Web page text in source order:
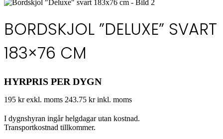
BORDSKJOL ”DELUXE” SVART
183×76 CM
HYRPRIS PER DYGN
195 kr exkl. moms 243.75 kr inkl. moms
I dygnshyran ingår helgdagar utan kostnad.
Transportkostnad tillkommer.